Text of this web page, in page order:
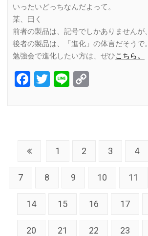
いったいどっちなんだよって。
某、曰く
前者の製品は、記号でしかありませんが、
後者の製品は、「進化」の体言だそうで。
勉強会で進化したい方は、ぜひこちら。
Facebook
Twitter
Line
1 2 3 4
7 8 9 10 11
14 15 16 17
20 21 22 23